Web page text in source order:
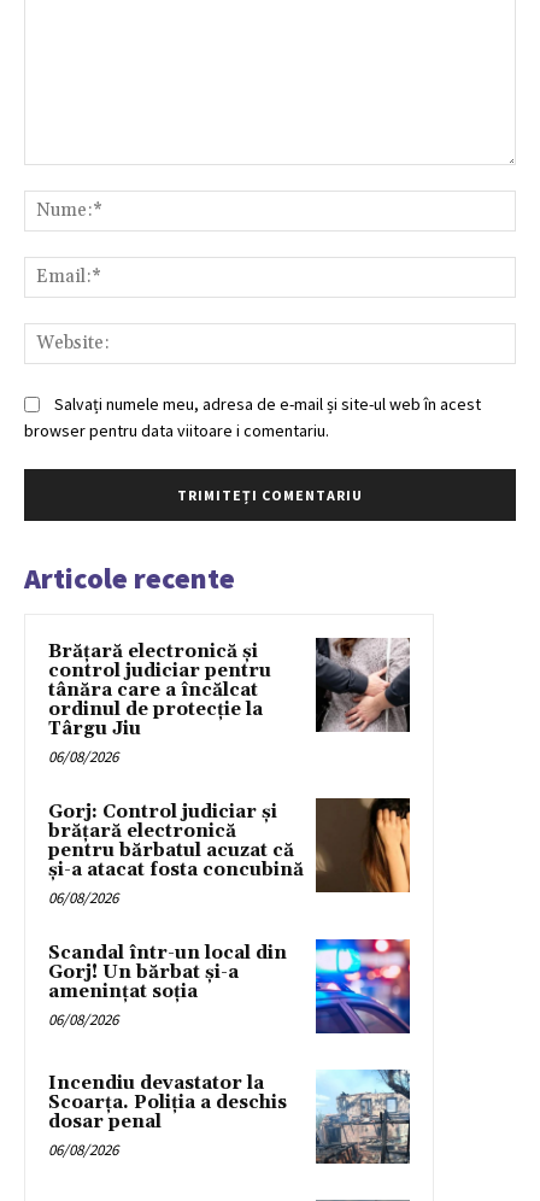
Salvați numele meu, adresa de e-mail și site-ul web în acest
browser pentru data viitoare i comentariu.
Articole recente
Brățară electronică și
control judiciar pentru
tânăra care a încălcat
ordinul de protecție la
Târgu Jiu
06/08/2026
Gorj: Control judiciar și
brățară electronică
pentru bărbatul acuzat că
și-a atacat fosta concubină
06/08/2026
Scandal într-un local din
Gorj! Un bărbat și-a
amenințat soția
06/08/2026
Incendiu devastator la
Scoarța. Poliția a deschis
dosar penal
06/08/2026